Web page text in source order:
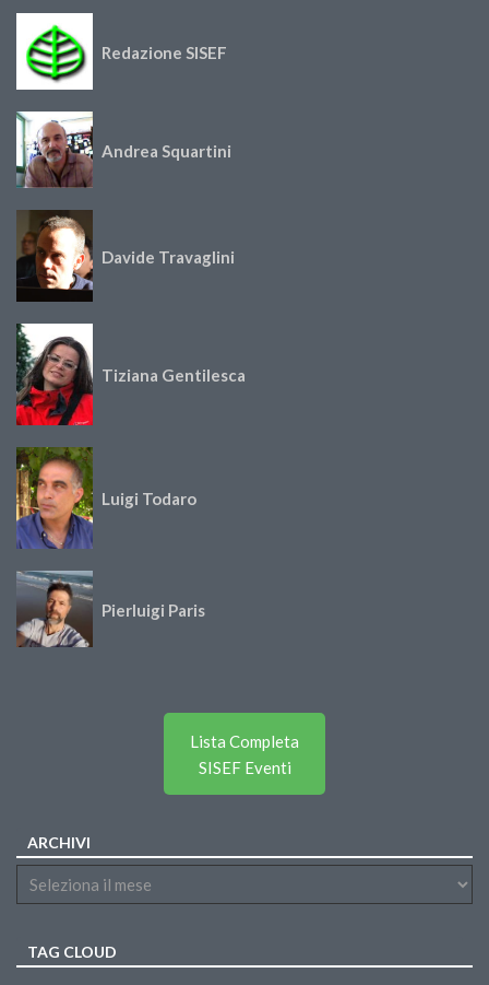
Redazione SISEF
Andrea Squartini
Davide Travaglini
Tiziana Gentilesca
Luigi Todaro
Pierluigi Paris
Lista Completa
SISEF Eventi
ARCHIVI
TAG CLOUD